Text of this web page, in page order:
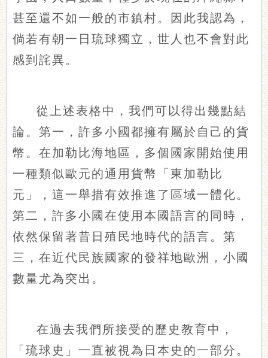
甚至還不如一般的市鎮村。因此我認為，
倘若有朝一日琉球獨立，世人也不會對此
感到詫異。
從上述表格中，我們可以得出幾點結
論。第一，許多小國都擁有屬於自己的貨
幣。在加勒比海地區，多個國家開始使用
一種類似歐元的通用貨幣「東加勒比
元」，這一舉措有效推進了區域一體化。
第二，許多小國在使用本國語言的同時，
依然保留著昔日殖民地時代的語言。第
三，在近代民族國家的發祥地歐洲，小國
數量尤為突出。
在過去我們所接受的歷史教育中，
「琉球史」一直被視為日本史的一部分。